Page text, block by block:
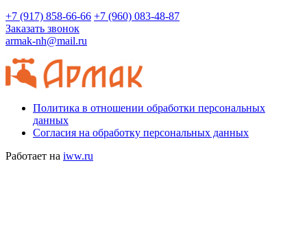
+7 (917) 858-66-66 +7 (960) 083-48-87
Заказать звонок
armak-nh@mail.ru
Политика в отношении обработки персональных
данных
Согласия на обработку персональных данных
Работает на iww.ru